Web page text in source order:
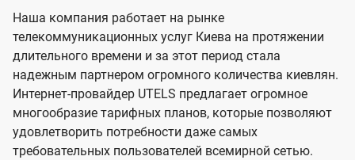
Наша компания работает на рынке
телекоммуникационных услуг Киева на протяжении
длительного времени и за этот период стала
надежным партнером огромного количества киевлян.
Интернет-провайдер UTELS предлагает огромное
многообразие тарифных планов, которые позволяют
удовлетворить потребности даже самых
требовательных пользователей всемирной сетью.